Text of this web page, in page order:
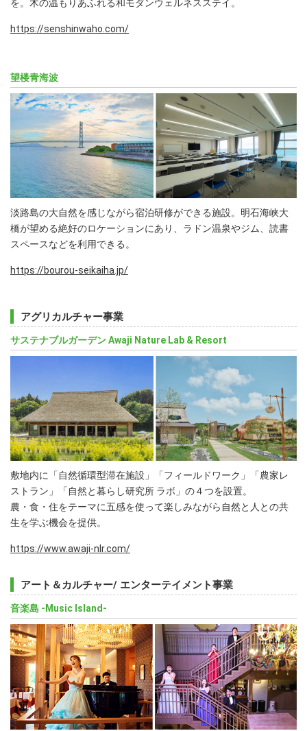
を。木の温もりあふれる和モダンウェルネスステイ。
https://senshinwaho.com/
望楼青海波
淡路島の大自然を感じながら宿泊研修ができる施設。明石海峡大
橋が望める絶好のロケーションにあり、ラドン温泉やジム、読書
スペースなどを利用できる。
https://bourou-seikaiha.jp/
アグリカルチャー事業
サステナブルガーデン Awaji Nature Lab & Resort
敷地内に「自然循環型滞在施設」「フィールドワーク」「農家レ
ストラン」「自然と暮らし研究所 ラボ」の４つを設置。
農・食・住をテーマに五感を使って楽しみながら自然と人との共
生を学ぶ機会を提供。
https://www.awaji-nlr.com/
アート＆カルチャー/ エンターテイメント事業
音楽島 -Music Island-